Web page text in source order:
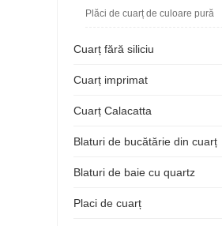
Plăci de cuarț de culoare pură
Cuarț fără siliciu
Cuarț imprimat
Cuarț Calacatta
Blaturi de bucătărie din cuarț
Blaturi de baie cu quartz
Placi de cuarț